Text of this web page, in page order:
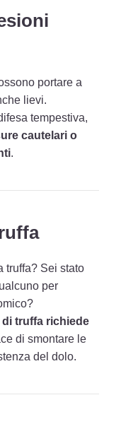
portare a
lievi.
tempestiva,
cautelari o
.
truffa? Sei stato
per
di truffa richiede
di smontare le
del dolo.